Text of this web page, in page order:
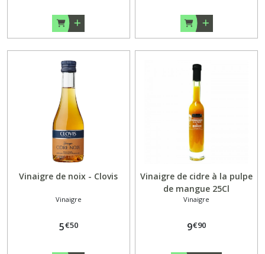
Vinaigre de noix - Clovis
Vinaigre
5€50
Vinaigre de cidre à la pulpe
de mangue 25Cl
Vinaigre
9€90